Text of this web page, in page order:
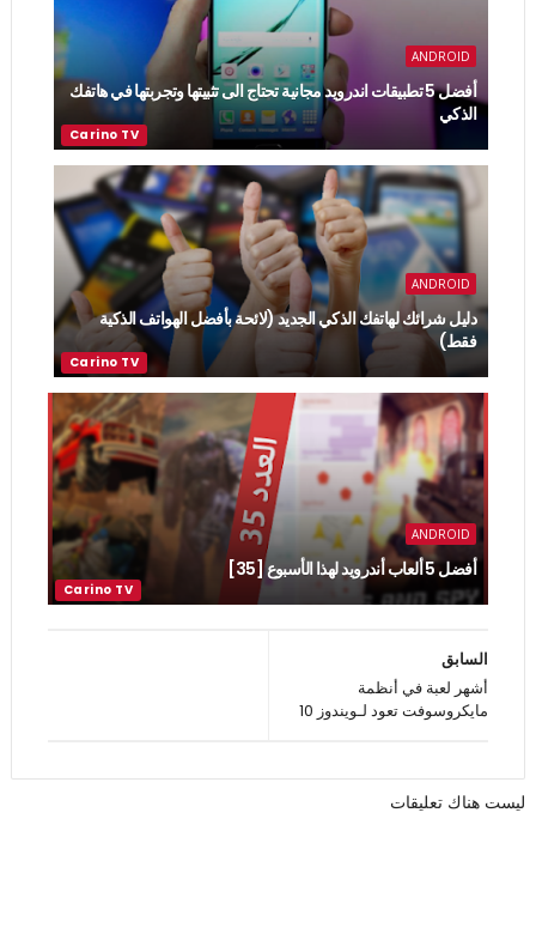
ANDROID
أفضل 5 تطبيقات اندرويد مجانية تحتاج الى تثبيتها وتجربتها في هاتفك
الذكي
ANDROID
دليل شرائك لهاتفك الذكي الجديد (لائحة بأفضل الهواتف الذكية
فقط)
ANDROID
أفضل 5 ألعاب أندرويد لهذا الأسبوع [35]
السابق
أشهر لعبة في أنظمة
مايكروسوفت تعود لـويندوز 10
ليست هناك تعليقات